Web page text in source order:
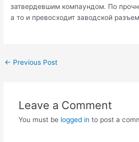
затвердевшим компаундом. По
а то и превосходит заводской
Post
← Previous Post
Leave a Comment
You must be logged in to post a